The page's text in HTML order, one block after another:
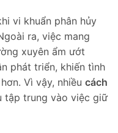
vi khuẩn phân hủy
ra, việc mang
xuyên ẩm ướt
phát triển, khiến tình
Vì vậy, nhiều cách
tập trung vào việc giữ